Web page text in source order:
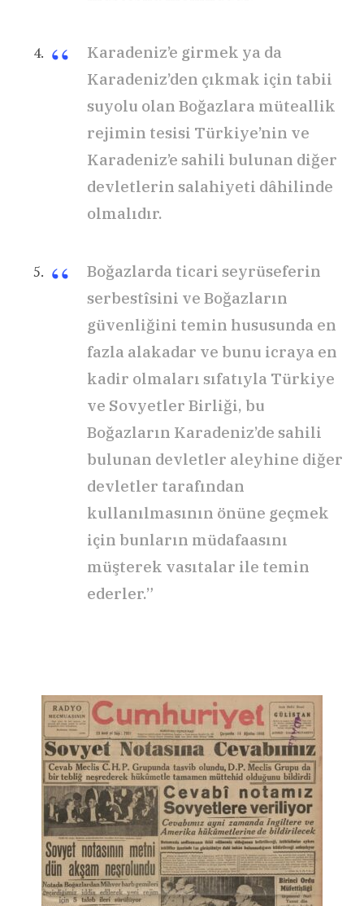
Karadeniz’e girmek ya da
Karadeniz’den çıkmak için tabii
suyolu olan Boğazlara müteallik
rejimin tesisi Türkiye’nin ve
Karadeniz’e sahili bulunan diğer
devletlerin salahiyeti dâhilinde
olmalıdır.
Boğazlarda ticari seyrüseferin
serbestîsini ve Boğazların
güvenliğini temin hususunda en
fazla alakadar ve bunu icraya en
kadir olmaları sıfatıyla Türkiye
ve Sovyetler Birliği, bu
Boğazların Karadeniz’de sahili
bulunan devletler aleyhine diğer
devletler tarafından
kullanılmasının önüne geçmek
için bunların müdafaasını
müşterek vasıtalar ile temin
ederler.”